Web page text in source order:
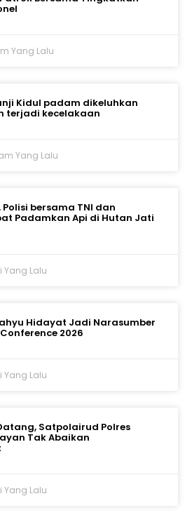
Yang Lalu
Kidul padam dikeluhkan
terjadi kecelakaan
Yang Lalu
Polisi bersama TNI dan
Padamkan Api di Hutan Jati
Yang Lalu
Hidayat Jadi Narasumber
2026
Yang Lalu
Satpolairud Polres
Tak Abaikan
Yang Lalu